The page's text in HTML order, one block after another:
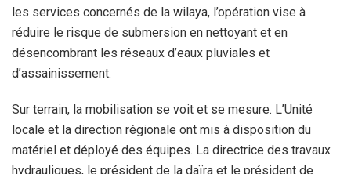
les services concernés de la wilaya, l’opération vise à
réduire le risque de submersion en nettoyant et en
désencombrant les réseaux d’eaux pluviales et
d’assainissement.
Sur terrain, la mobilisation se voit et se mesure. L’Unité
locale et la direction régionale ont mis à disposition du
matériel et déployé des équipes. La directrice des travaux
hydrauliques, le président de la daïra et le président de